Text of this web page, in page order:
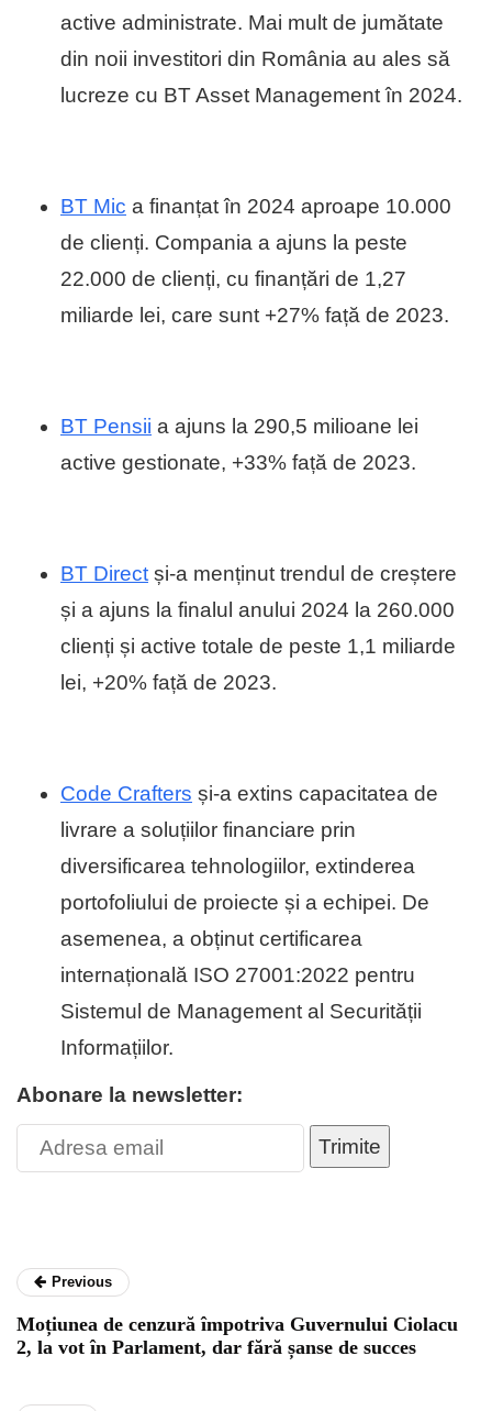
active administrate. Mai mult de jumătate
din noii investitori din România au ales să
lucreze cu BT Asset Management în 2024.
BT Mic a finanțat în 2024 aproape 10.000
de clienți. Compania a ajuns la peste
22.000 de clienți, cu finanțări de 1,27
miliarde lei, care sunt +27% față de 2023.
BT Pensii a ajuns la 290,5 milioane lei
active gestionate, +33% față de 2023.
BT Directși-a menținut trendul de creștere
și a ajuns la finalul anului 2024 la 260.000
clienți și active totale de peste 1,1 miliarde
lei, +20% față de 2023.
Code Crafters și-a extins capacitatea de
livrare a soluțiilor financiare prin
diversificarea tehnologiilor, extinderea
portofoliului de proiecte și a echipei. De
asemenea, a obținut certificarea
internațională ISO 27001:2022 pentru
Sistemul de Management al Securității
Informațiilor.
Abonare la newsletter:
Trimite
Previous
Moțiunea de cenzură împotriva Guvernului Ciolacu
2, la vot în Parlament, dar fără șanse de succes